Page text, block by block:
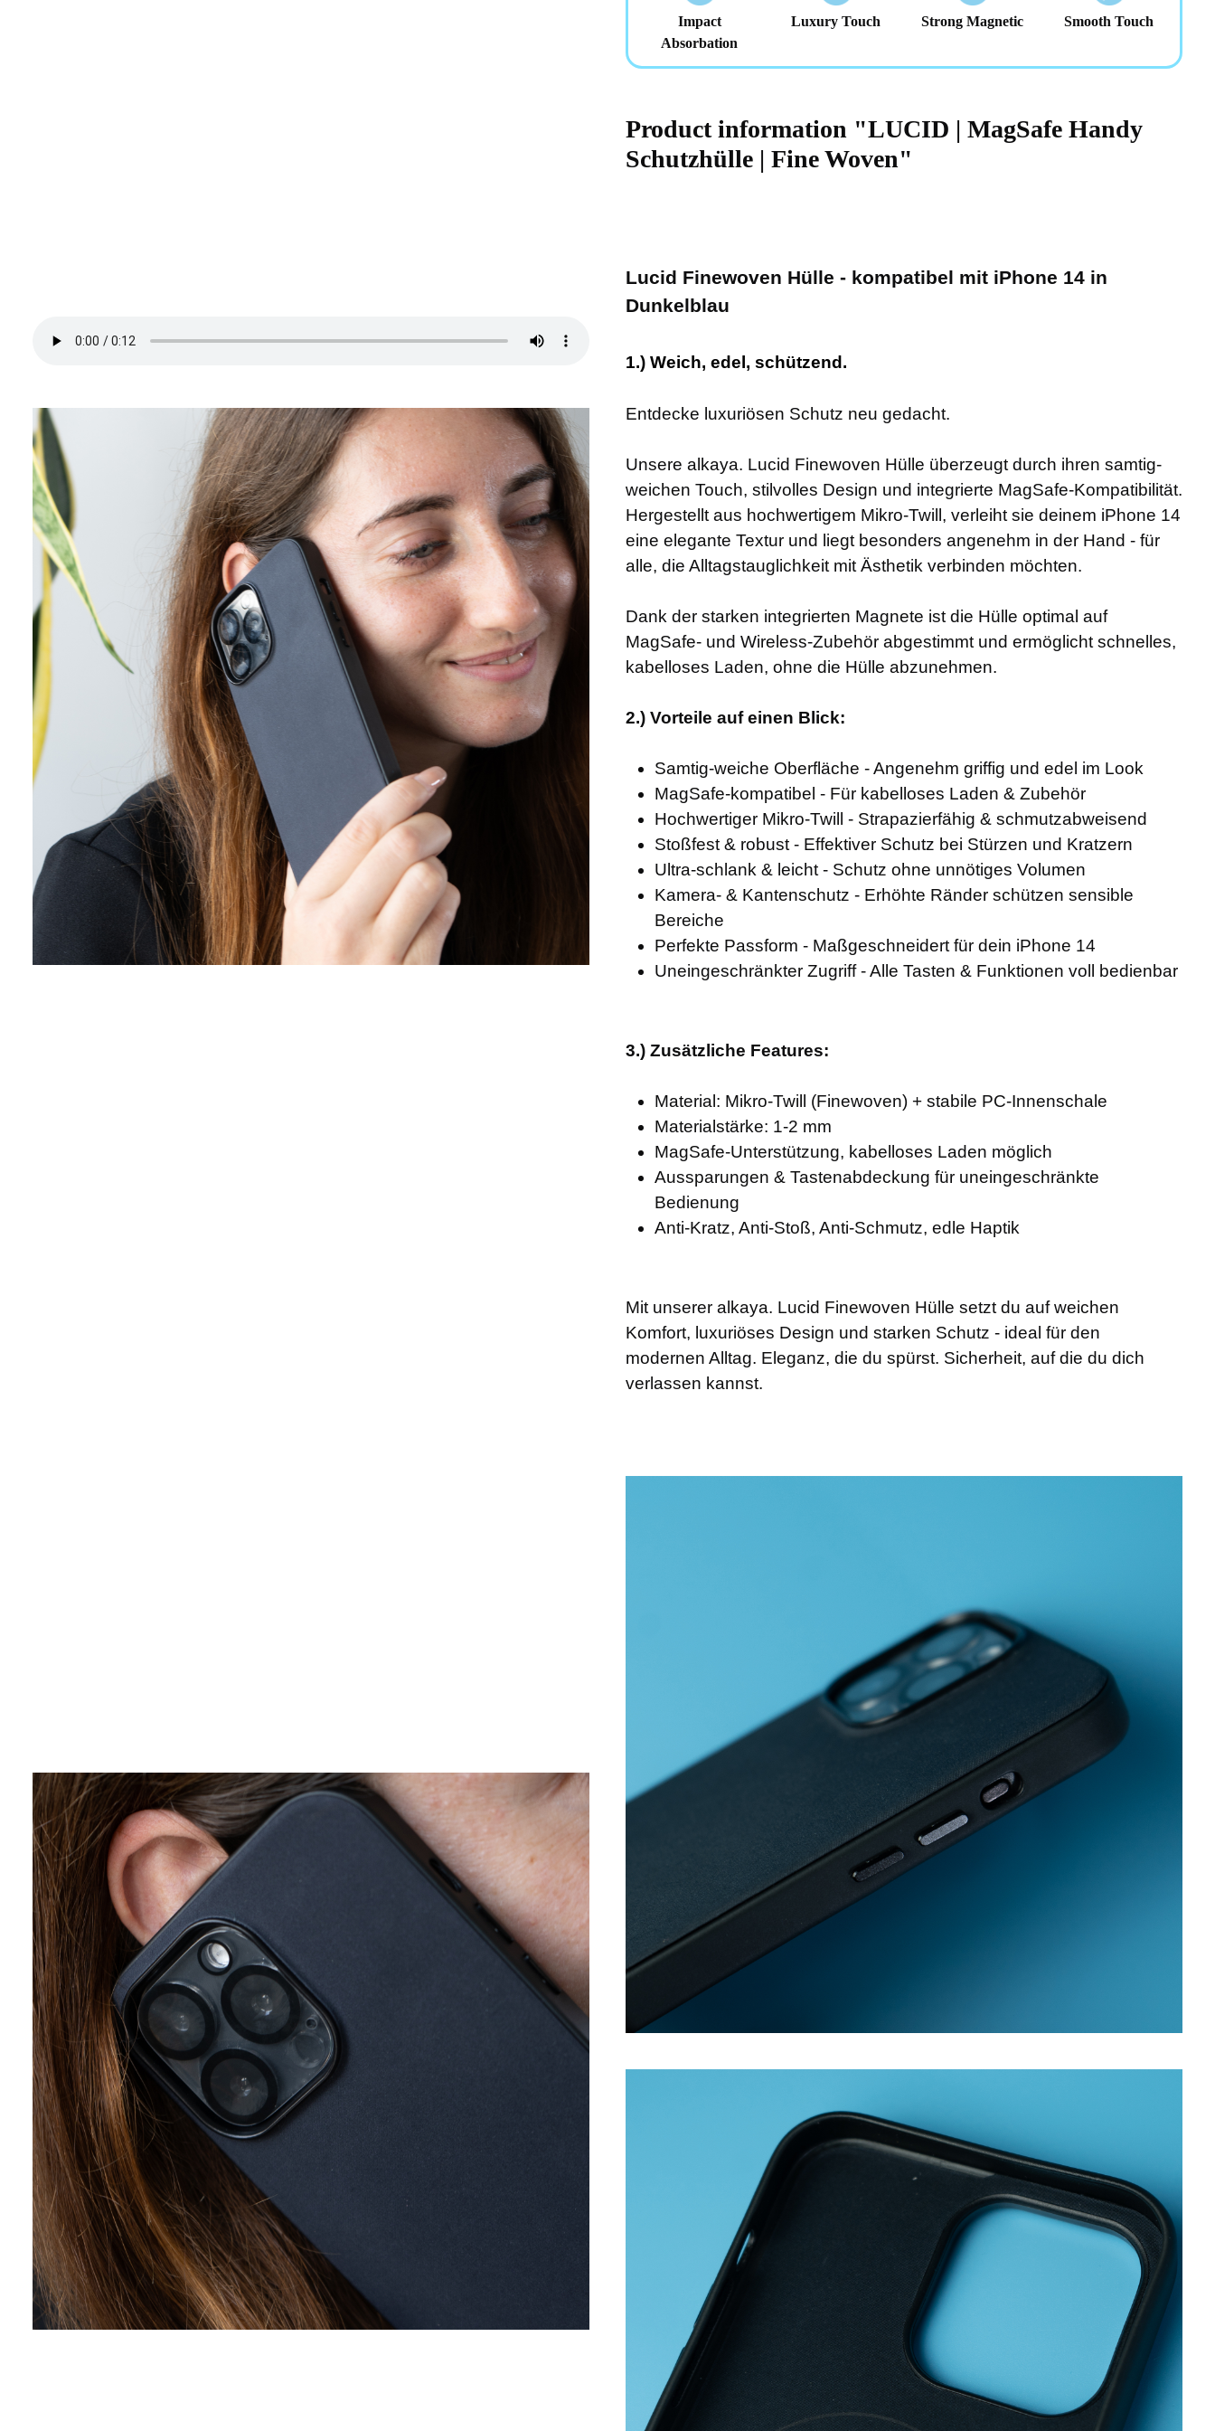
Impact
Absorbation
Luxury Touch Strong Magnetic Smooth Touch
Product information "LUCID | MagSafe Handy
Schutzhülle | Fine Woven"
Lucid Finewoven Hülle - kompatibel mit iPhone 14 in
Dunkelblau
1.) Weich, edel, schützend.
Entdecke luxuriösen Schutz neu gedacht.
Unsere alkaya. Lucid Finewoven Hülle überzeugt durch ihren samtig-
weichen Touch, stilvolles Design und integrierte MagSafe-Kompatibilität.
Hergestellt aus hochwertigem Mikro-Twill, verleiht sie deinem iPhone 14
eine elegante Textur und liegt besonders angenehm in der Hand - für
alle, die Alltagstauglichkeit mit Ästhetik verbinden möchten.
Dank der starken integrierten Magnete ist die Hülle optimal auf
MagSafe- und Wireless-Zubehör abgestimmt und ermöglicht schnelles,
kabelloses Laden, ohne die Hülle abzunehmen.
2.) Vorteile auf einen Blick:
Samtig-weiche Oberfläche - Angenehm griffig und edel im Look
MagSafe-kompatibel - Für kabelloses Laden & Zubehör
Hochwertiger Mikro-Twill - Strapazierfähig & schmutzabweisend
Stoßfest & robust - Effektiver Schutz bei Stürzen und Kratzern
Ultra-schlank & leicht - Schutz ohne unnötiges Volumen
Kamera- & Kantenschutz - Erhöhte Ränder schützen sensible
Bereiche
Perfekte Passform - Maßgeschneidert für dein iPhone 14
Uneingeschränkter Zugriff - Alle Tasten & Funktionen voll bedienbar
3.) Zusätzliche Features:
Material: Mikro-Twill (Finewoven) + stabile PC-Innenschale
Materialstärke: 1-2 mm
MagSafe-Unterstützung, kabelloses Laden möglich
Aussparungen & Tastenabdeckung für uneingeschränkte
Bedienung
Anti-Kratz, Anti-Stoß, Anti-Schmutz, edle Haptik
Mit unserer alkaya. Lucid Finewoven Hülle setzt du auf weichen
Komfort, luxuriöses Design und starken Schutz - ideal für den
modernen Alltag. Eleganz, die du spürst. Sicherheit, auf die du dich
verlassen kannst.